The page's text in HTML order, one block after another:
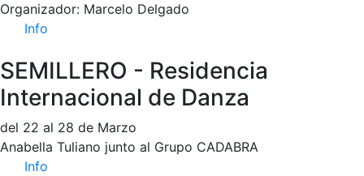
Organizador: Marcelo Delgado
Info
SEMILLERO - Residencia
Internacional de Danza
del 22 al 28 de Marzo
Anabella Tuliano junto al Grupo CADABRA
Info